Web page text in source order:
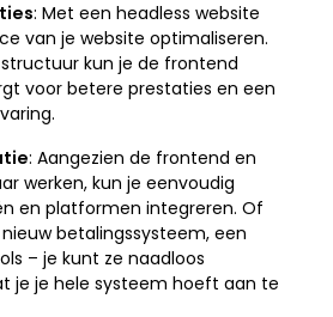
: Met een headless website
van je website optimaliseren.
kun je de frontend
voor betere prestaties en een
: Aangezien de frontend en
werken, kun je eenvoudig
en platformen integreren. Of
betalingssysteem, een
– je kunt ze naadloos
je je hele systeem hoeft aan te